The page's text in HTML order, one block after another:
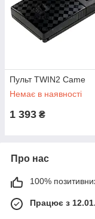
Пульт TWIN2 Came
Немає в наявності
1 393 ₴
Про нас
100%
Працює з